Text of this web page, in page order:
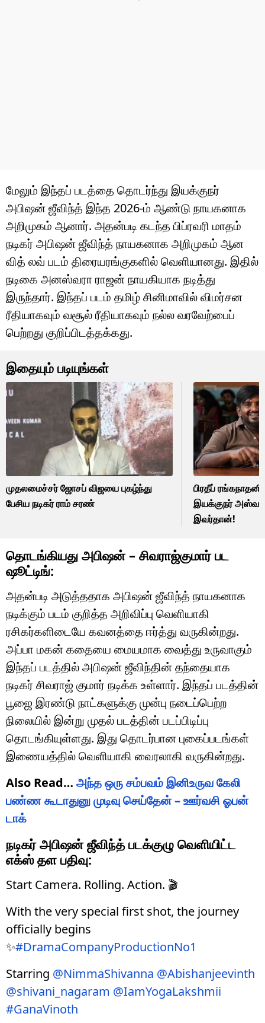
மேலும் இந்தப் படத்தை தொடர்ந்து இயக்குநர்
அபிஷன் ஜீவிந்த் இந்த 2026-ம் ஆண்டு நாயகனாக
அறிமுகம் ஆனார். அதன்படி கடந்த பிப்ரவரி மாதம்
நடிகர் அபிஷன் ஜீவிந்த் நாயகனாக அறிமுகம் ஆன
வித் லவ் படம் திரையரங்குகளில் வெளியானது. இதில்
நடிகை அனஸ்வரா ராஜன் நாயகியாக நடித்து
இருந்தார். இந்தப் படம் தமிழ் சினிமாவில் விமர்சன
ரீதியாகவும் வசூல் ரீதியாகவும் நல்ல வரவேற்பைப்
பெற்றது குறிப்பிடத்தக்கது.
இதையும் படியுங்கள்
முதலமைச்சர் ஜோசப் விஜயை புகழ்ந்து
பேசிய நடிகர் ராம் சரண்
பிரதீப்
இயக்குநர் அஸ்வத்
இவர்தான்!
தொடங்கியது அபிஷன் – சிவராஜ்குமார் பட
ஷூட்டிங்:
அதன்படி அடுத்ததாக அபிஷன் ஜீவிந்த் நாயகனாக
நடிக்கும் படம் குறித்த அறிவிப்பு வெளியாகி
ரசிகர்களிடையே கவனத்தை ஈர்த்து வருகின்றது.
அப்பா மகன் கதையை மையமாக வைத்து உருவாகும்
இந்தப் படத்தில் அபிஷன் ஜீவிந்தின் தந்தையாக
நடிகர் சிவராஜ் குமார் நடிக்க உள்ளார். இந்தப் படத்தின்
பூஜை இரண்டு நாட்களுக்கு முன்பு நடைப்பெற்ற
நிலையில் இன்று முதல் படத்தின் படப்பிடிப்பு
தொடங்கியுள்ளது. இது தொடர்பான புகைப்படங்கள்
இணையத்தில் வெளியாகி வைரலாகி வருகின்றது.
Also Read… அந்த ஒரு சம்பவம் இனிஉருவ கேலி
பண்ண கூடாதுனு முடிவு செய்தேன் – ஊர்வசி ஓபன்
டாக்
நடிகர் அபிஷன் ஜீவிந்த் படக்குழு வெளியிட்ட
எக்ஸ் தள பதிவு:
Start Camera. Rolling. Action. 🎬
With the very special first shot, the journey
officially begins
✨#DramaCompanyProductionNo1
Starring @NimmaShivanna @Abishanjeevinth
@shivani_nagaram @IamYogaLakshmii
#GanaVinoth